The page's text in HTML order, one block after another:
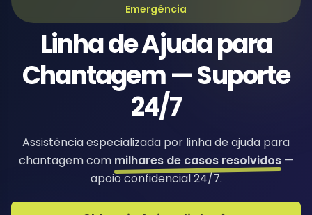
Emergência
Linha de Ajuda para
Chantagem — Suporte
24/7
Assistência especializada por linha de ajuda para
chantagem com milhares de casos resolvidos —
apoio confidencial 24/7.